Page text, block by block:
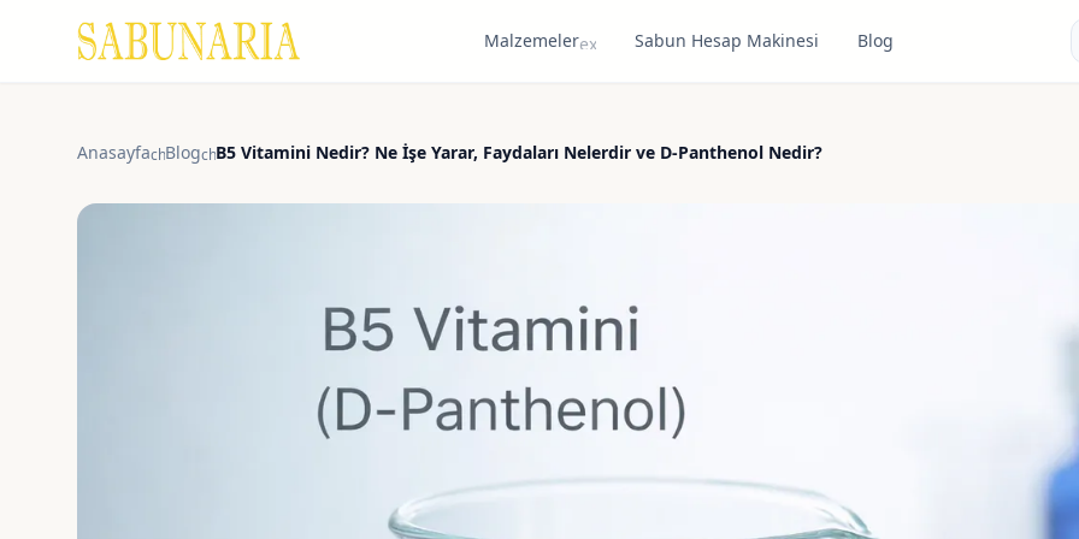
Malzemelerexpand_moreSabun Hesap Makinesi Blog
Anasayfachevron_right
Blogchevron_right
B5 Vitamini Nedir? Ne İşe Yarar, Faydaları Nelerdir ve D-Panthenol Nedir?